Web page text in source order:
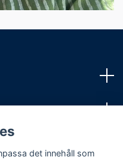
det innehåll som